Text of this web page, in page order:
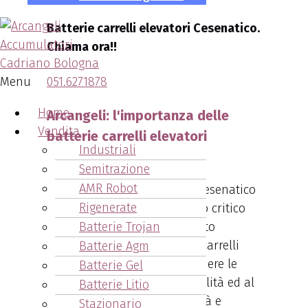
Menu
Home
Vendita
Industriali
Semitrazione
AMR Robot
Rigenerate
Batterie Trojan
Batterie Agm
Batterie Gel
Batterie Litio
Stazionario
Batterie carrelli elevatori Cesenatico.
Chiama ora!!
051.6271878
Arcangeli: l'importanza delle
batterie carrelli elevatori
Cesenatico
Le batterie svolgono un ruolo critico
nel garantire il funzionamento
regolare e senza intoppi dei carrelli
elevatori. E’ importante scegliere le
batterie in base alla loro qualità ed al
loro impatto sulla produttività e